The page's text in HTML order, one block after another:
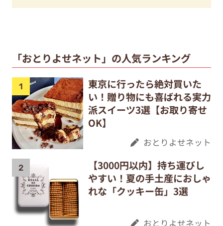
「おとりよせネット」の人気ランキング
東京に行ったら絶対買いた
い！贈り物にも喜ばれる実力
派スイーツ3選【お取り寄せ
OK】
おとりよせネット
【3000円以内】持ち運びし
やすい！夏の手土産におしゃ
れな「クッキー缶」3選
おとりよせネット